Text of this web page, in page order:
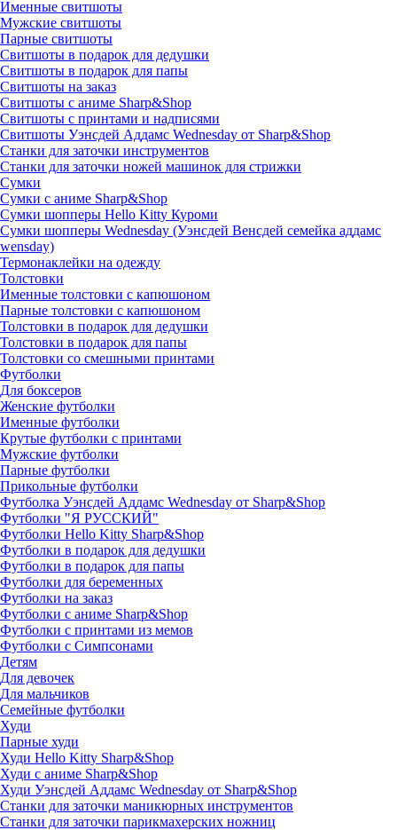
Именные свитшоты
Мужские свитшоты
Парные свитшоты
Свитшоты в подарок для дедушки
Свитшоты в подарок для папы
Свитшоты на заказ
Свитшоты с аниме Sharp&Shop
Свитшоты с принтами и надписями
Свитшоты Уэнсдей Аддамс Wednesday от Sharp&Shop
Станки для заточки инструментов
Станки для заточки ножей машинок для стрижки
Сумки
Сумки с аниме Sharp&Shop
Сумки шопперы Hello Kitty Куроми
Сумки шопперы Wednesday (Уэнсдей Венсдей семейка аддамс
wensday)
Термонаклейки на одежду
Толстовки
Именные толстовки с капюшоном
Парные толстовки с капюшоном
Толстовки в подарок для дедушки
Толстовки в подарок для папы
Толстовки со смешными принтами
Футболки
Для боксеров
Женские футболки
Именные футболки
Крутые футболки с принтами
Мужские футболки
Парные футболки
Прикольные футболки
Футболка Уэнсдей Аддамс Wednesday от Sharp&Shop
Футболки "Я РУССКИЙ"
Футболки Hello Kitty Sharp&Shop
Футболки в подарок для дедушки
Футболки в подарок для папы
Футболки для беременных
Футболки на заказ
Футболки с аниме Sharp&Shop
Футболки с принтами из мемов
Футболки с Симпсонами
Детям
Для девочек
Для мальчиков
Семейные футболки
Худи
Парные худи
Худи Hello Kitty Sharp&Shop
Худи с аниме Sharp&Shop
Худи Уэнсдей Аддамс Wednesday от Sharp&Shop
Станки для заточки маникюрных инструментов
Станки для заточки парикмахерских ножниц